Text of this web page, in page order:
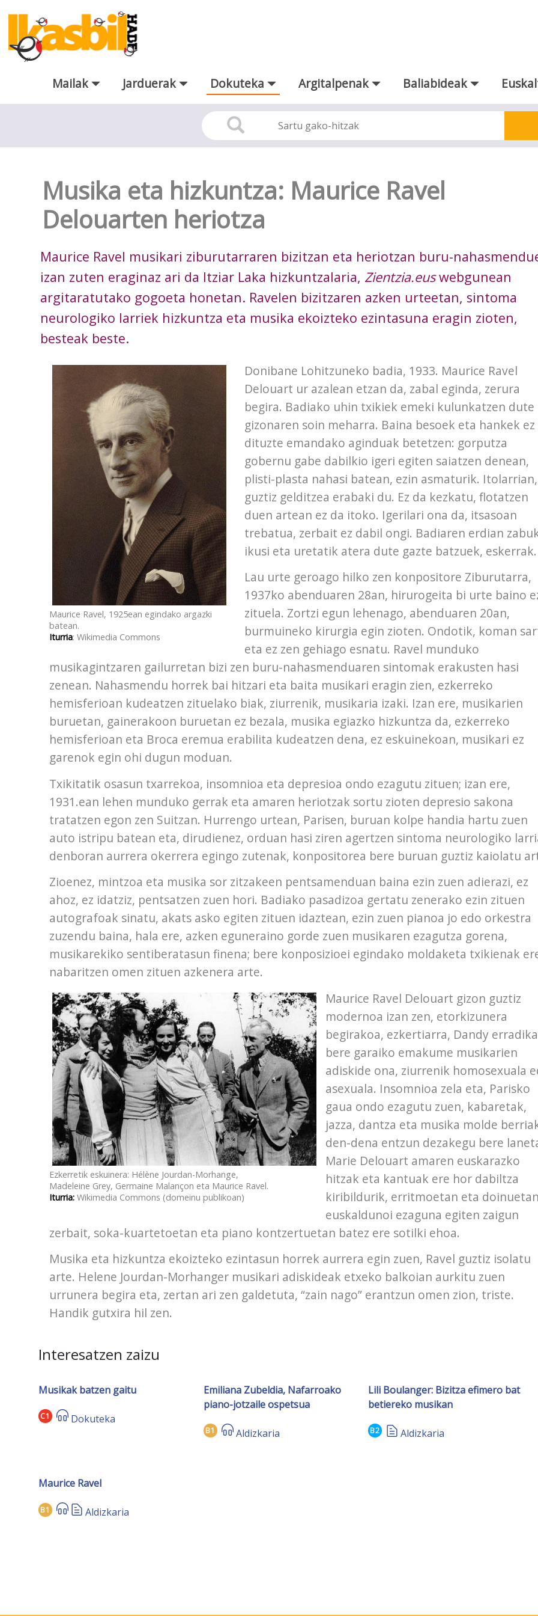
Eduki nagusira joan
Mailak Jarduerak Dokuteka Argitalpenak Baliabideak
Musika eta hizkuntza: Maurice Ravel
Delouarten heriotza
Maurice Ravel musikari ziburutarraren bizitzan eta heriotzan buru-
izan zuten eraginaz ari da Itziar Laka hizkuntzalaria, Zientzia.euswebgunean
argitaratutako gogoeta honetan. Ravelen bizitzaren azken urteetan, sintoma
neurologiko larriek hizkuntza eta musika ekoizteko ezintasuna eragin zioten,
besteak beste.
Maurice Ravel, 1925ean egindako argazki
batean.
Iturria: Wikimedia Commons
Donibane Lohitzuneko badia, 1933. Maurice Ravel
Delouart ur azalean etzan da, zabal eginda, zerura
begira. Badiako uhin txikiek emeki kulunkatzen dute
gizonaren soin meharra. Baina besoek eta hankek ez
dituzte emandako aginduak betetzen: gorputza
gobernu gabe dabilkio igeri egiten saiatzen denean,
plisti-plasta nahasi batean, ezin asmaturik. Itolarrian,
guztiz gelditzea erabaki du. Ez da kezkatu, flotatzen
duen artean ez da itoko. Igerilari ona da, itsasoan
trebatua, zerbait ez dabil ongi. Badiaren erdian
ikusi eta uretatik atera dute gazte batzuek, eskerrak.
Lau urte geroago hilko zen konpositore Ziburutarra,
1937ko abenduaren 28an, hirurogeita bi urte baino
zituela. Zortzi egun lehenago, abenduaren 20an,
burmuineko kirurgia egin zioten. Ondotik, koman
eta ez zen gehiago esnatu. Ravel munduko
musikagintzaren gailurretan bizi zen buru-nahasmenduaren sintomak erakusten hasi
zenean. Nahasmendu horrek bai hitzari eta baita musikari eragin zien, ezkerreko
hemisferioan kudeatzen zituelako biak, ziurrenik, musikaria izaki. Izan ere, musikarien
buruetan, gainerakoon buruetan ez bezala, musika egiazko hizkuntza da, ezkerreko
hemisferioan eta Broca eremua erabilita kudeatzen dena, ez eskuinekoan, musikari ez
garenok egin ohi dugun moduan.
Txikitatik osasun txarrekoa, insomnioa eta depresioa ondo ezagutu zituen; izan ere,
1931.ean lehen munduko gerrak eta amaren heriotzak sortu zioten depresio sakona
tratatzen egon zen Suitzan. Hurrengo urtean, Parisen, buruan kolpe handia hartu zuen
auto istripu batean eta, dirudienez, orduan hasi ziren agertzen sintoma neurologiko
denboran aurrera okerrera egingo zutenak, konpositorea bere buruan guztiz kaiolatu
Zioenez, mintzoa eta musika sor zitzakeen pentsamenduan baina ezin zuen adierazi, ez
ahoz, ez idatziz, pentsatzen zuen hori. Badiako pasadizoa gertatu zenerako ezin zituen
autografoak sinatu, akats asko egiten zituen idaztean, ezin zuen pianoa jo edo orkestra
zuzendu baina, hala ere, azken eguneraino gorde zuen musikaren ezagutza gorena,
musikarekiko sentiberatasun finena; bere konposizioei egindako moldaketa txikienak
nabaritzen omen zituen azkenera arte.
Ezkerretik eskuinera: Hélène Jourdan-Morhange,
Madeleine Grey, Germaine Malançon eta Maurice Ravel.
Iturria: Wikimedia Commons (domeinu publikoan)
Maurice Ravel Delouart gizon guztiz
modernoa izan zen, etorkizunera
begirakoa, ezkertiarra, Dandy
bere garaiko emakume musikarien
adiskide ona, ziurrenik homosexuala
asexuala. Insomnioa zela eta, Parisko
gaua ondo ezagutu zuen, kabaretak,
jazza, dantza eta musika molde
den-dena entzun dezakegu bere
Marie Delouart amaren euskarazko
hitzak eta kantuak ere hor dabiltza
kiribildurik, erritmoetan eta
euskaldunoi ezaguna egiten zaigun
zerbait, soka-kuartetoetan eta piano kontzertuetan batez ere sotilki ehoa.
Musika eta hizkuntza ekoizteko ezintasun horrek aurrera egin zuen, Ravel guztiz isolatu
arte. Helene Jourdan-Morhanger musikari adiskideak etxeko balkoian aurkitu zuen
urrunera begira eta, zertan ari zen galdetuta, “zain nago” erantzun omen zion, triste.
Handik gutxira hil zen.
Interesatzen zaizu
Musikak batzen gaitu
C1 Dokuteka
Emiliana Zubeldia, Nafarroako
piano-jotzaile ospetsua
B1 Aldizkaria
Lili Boulanger: Bizitza efimero bat
betiereko musikan
B2 Aldizkaria
Maurice Ravel
B1 Aldizkaria